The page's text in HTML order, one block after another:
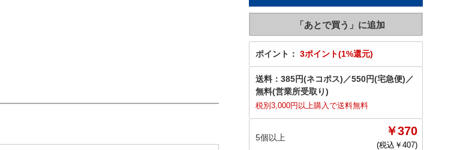
ポイント： 3ポイント(1%還元)
送料： 385円(ネコポス) ／550円(宅急便) ／
無料(営業所受取り)
税別3,000円以上購入で送料無料
5個以上 ￥370
(税込￥ 407)